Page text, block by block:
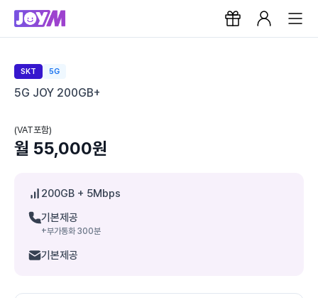
SKT 5G
5G JOY 200GB+
(VAT포함)
월 55,000원
200GB + 5Mbps
기본제공
+부가통화 300분
기본제공